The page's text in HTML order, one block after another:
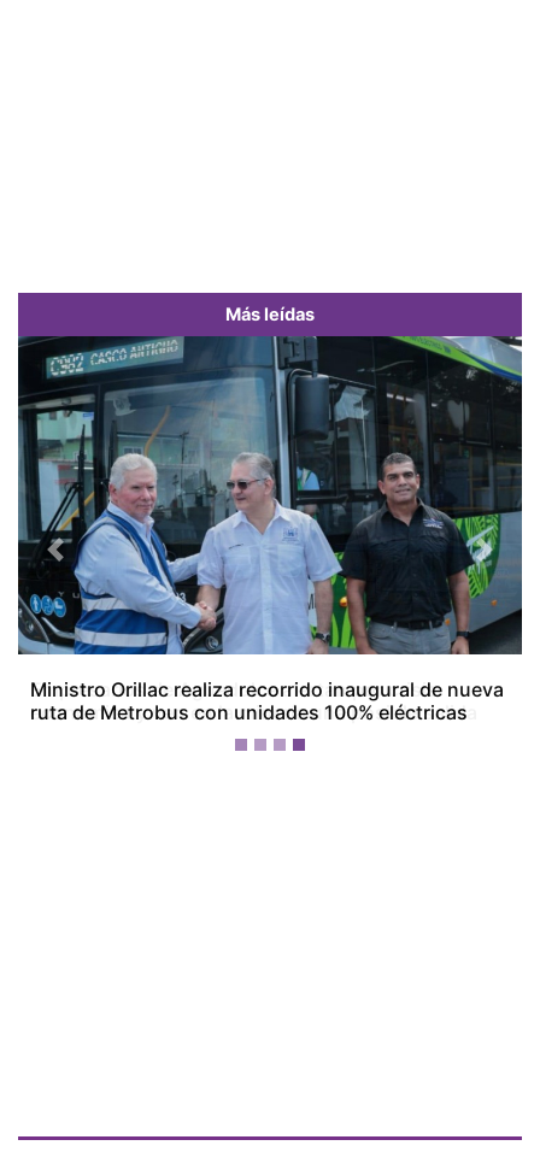
Más leídas
Empresarios de Aguadulce alertan por crisis
económica y ven en la minería una posible salida
Previous Next